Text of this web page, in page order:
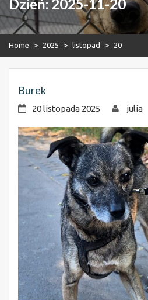
Dzień: 2025-11-20
Home > 2025 > listopad > 20
Burek
20 listopada 2025 julia